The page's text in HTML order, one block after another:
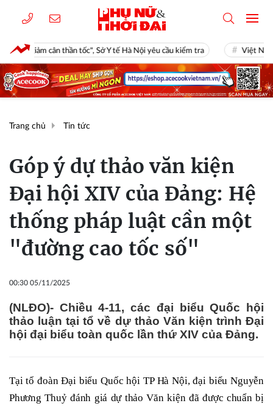
Sở Y tế Hà Nội yêu cầu kiểm tra Việt Nam sắp sở hữu công trình
Trang chủ Tin tức
Góp ý dự thảo văn kiện
Đại hội XIV của Đảng: Hệ
thống pháp luật cần một
"đường cao tốc số"
00:30 05/11/2025
(NLĐO)- Chiều 4-11, các đại biểu Quốc hội
thảo luận tại tổ về dự thảo Văn kiện trình Đại
hội đại biểu toàn quốc lần thứ XIV của Đảng.
Tại tổ đoàn Đại biểu Quốc hội TP Hà Nội, đại biểu Nguyễn
Phương Thuỷ đánh giá dự thảo Văn kiện đã được chuẩn bị